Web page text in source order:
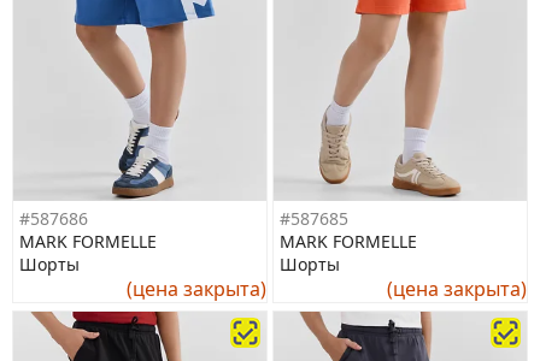
#587686
MARK FORMELLE
Шорты
(цена закрыта)
#587685
MARK FORMELLE
Шорты
(цена закрыта)